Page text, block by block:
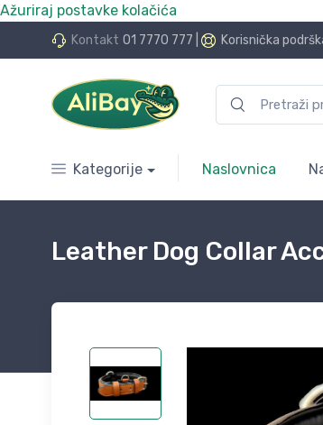
Ažuriraj postavke kolačića
Kontakt 01 7770 777 Korisnička
24 rate bez kamata
Kategorije Naslovnica
Leather Dog Collar